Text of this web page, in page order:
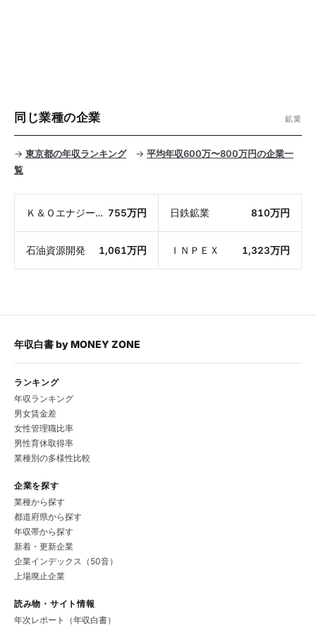
同じ業種の企業 鉱業
→ 東京都の年収ランキング→ 平均年収600万〜800万円の企業一
覧
Ｋ＆Ｏエナジーグループ 755万円 日鉄鉱業 810万円
石油資源開発 1,061万円 ＩＮＰＥＸ 1,323万円
年収白書byMONEY ZONE
ランキング
年収ランキング
男女賃金差
女性管理職比率
男性育休取得率
業種別の多様性比較
企業を探す
業種から探す
都道府県から探す
年収帯から探す
新着・更新企業
企業インデックス（50音）
上場廃止企業
読み物・サイト情報
年次レポート（年収白書）